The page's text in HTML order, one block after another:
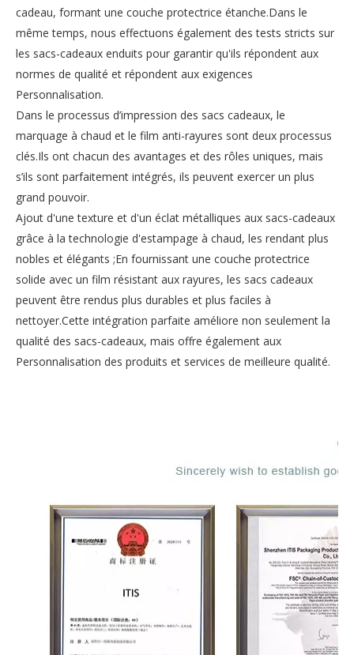
cadeau, formant une couche protectrice étanche.Dans le
même temps, nous effectuons également des tests stricts sur
les sacs-cadeaux enduits pour garantir qu'ils répondent aux
normes de qualité et répondent aux exigences
Personnalisation.
Dans le processus d’impression des sacs cadeaux, le
marquage à chaud et le film anti-rayures sont deux processus
clés.Ils ont chacun des avantages et des rôles uniques, mais
s’ils sont parfaitement intégrés, ils peuvent exercer un plus
grand pouvoir.
Ajout d'une texture et d'un éclat métalliques aux sacs-cadeaux
grâce à la technologie d'estampage à chaud, les rendant plus
nobles et élégants ;En fournissant une couche protectrice
solide avec un film résistant aux rayures, les sacs cadeaux
peuvent être rendus plus durables et plus faciles à
nettoyer.Cette intégration parfaite améliore non seulement la
qualité des sacs-cadeaux, mais offre également aux
Personnalisation des produits et services de meilleure qualité.